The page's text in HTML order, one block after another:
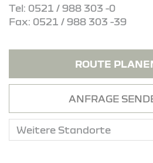
Tel: 0521 / 988 303 -0
Fax: 0521 / 988 303 -39
ROUTE
ANFRAGE